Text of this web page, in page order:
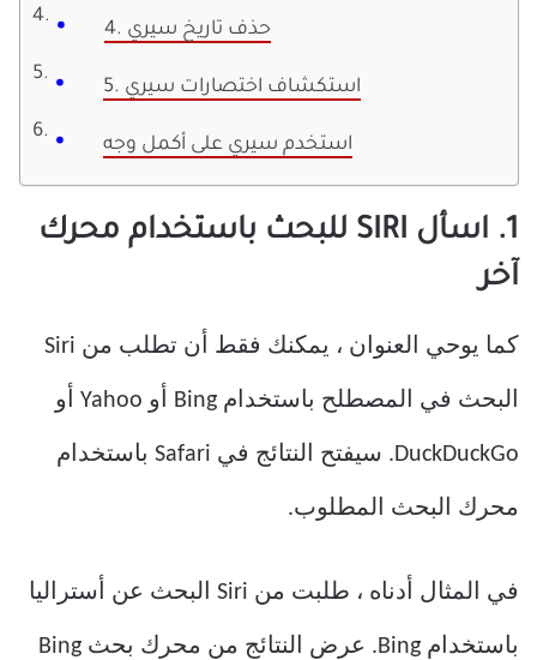
4. حذف تاريخ سيري
5. استكشاف اختصارات سيري
استخدم سيري على أكمل وجه
1. اسأل SIRI للبحث باستخدام محرك
آخر
كما يوحي العنوان ، يمكنك فقط أن تطلب من Siri
البحث في المصطلح باستخدام Bing أو Yahoo أو
DuckDuckGo. سيفتح النتائج في Safari باستخدام
محرك البحث المطلوب.
في المثال أدناه ، طلبت من Siri البحث عن أستراليا
باستخدام Bing. عرض النتائج من محرك بحث Bing